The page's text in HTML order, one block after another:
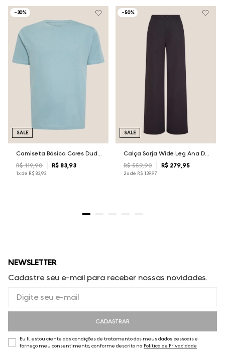
-30%
R$ 119,90 R$ 83, 93
1x de R$ 83,93
SALE
-50%
Calça Sarja Wide Leg Ana Dudalina Feminina
R$ 559,90 R$ 279, 95
2x de R$ 139,97
SALE
NEWSLETTER
Cadastre seu e-mail para receber nossas novidades.
CADASTRAR
Eu li, estou ciente das condições de tratamento dos meus dados pessoais e
forneço meu consentimento, conforme descrito na Política de Privacidade